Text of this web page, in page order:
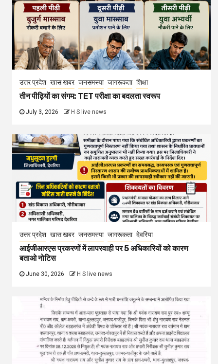
उत्तर प्रदेश खास खबर जनसमस्या जागरूकता शिक्षा
तीन पीढ़ियों का संगम: TET परीक्षा का बदलता स्वरूप
July 3, 2026 H S live news
उत्तर प्रदेश खास खबर जनसमस्या जागरूकता देवरिया
आईजीआरएस प्रकरणों में लापरवाही पर 5 अधिकारियों को कारण
बताओ नोटिस
June 30, 2026 H S live news